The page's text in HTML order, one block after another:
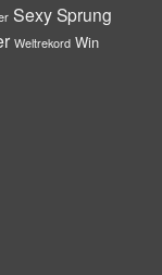
SexySprung
Weltrekord Win